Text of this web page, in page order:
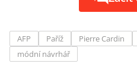
AFP Paříž Pierre Cardin
módní návrhář